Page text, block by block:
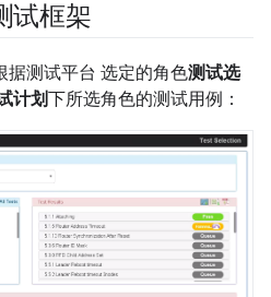
试框架
据测试平台 选定的角色测试选
计划下所选角色的测试用例：